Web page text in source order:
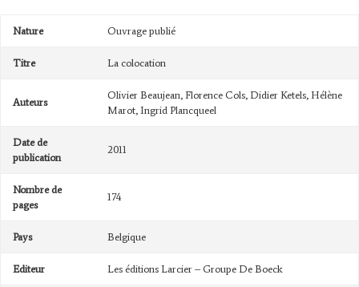
Nature Ouvrage publié
Titre La colocation
Auteurs
Olivier Beaujean, Florence Cols, Didier Ketels, Hélène
Marot, Ingrid Plancqueel
Date de
publication
2011
Nombre de
pages
174
Pays Belgique
Editeur Les éditions Larcier – Groupe De Boeck